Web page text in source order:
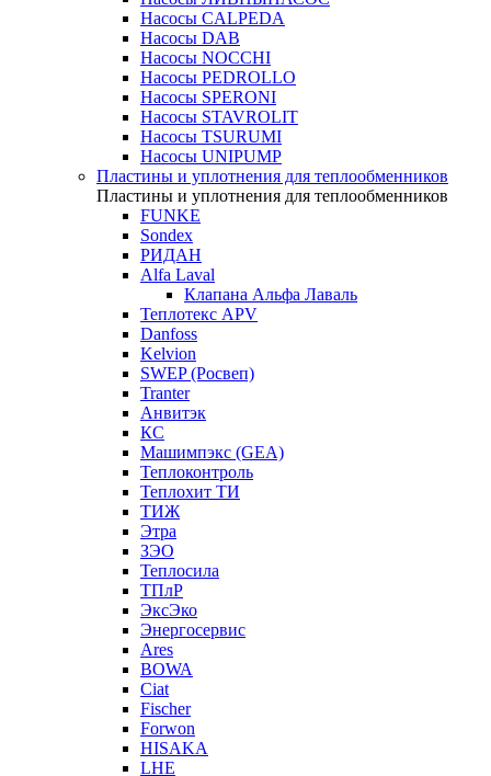
Насосы CALPEDA
Насосы DAB
Насосы NOCCHI
Насосы PEDROLLO
Насосы SPERONI
Насосы STAVROLIT
Насосы TSURUMI
Насосы UNIPUMP
Пластины и уплотнения для теплообменников
Пластины и уплотнения для теплообменников
FUNKE
Sondex
РИДАН
Alfa Laval
Клапана Альфа Лаваль
Теплотекс APV
Danfoss
Kelvion
SWEP (Росвеп)
Tranter
Анвитэк
КС
Машимпэкс (GEA)
Теплоконтроль
Теплохит ТИ
ТИЖ
Этра
ЗЭО
Теплосила
ТПлР
ЭксЭко
Энергосервис
Ares
BOWA
Ciat
Fischer
Forwon
HISAKA
LHE